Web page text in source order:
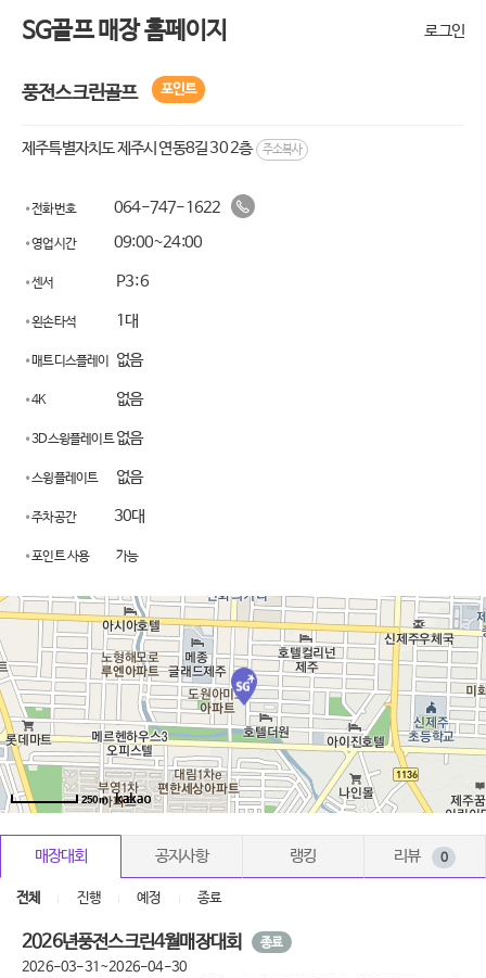
SG골프 매장 홈페이지 로그인
풍전스크린골프 포인트
제주특별자치도 제주시 연동8길 30 2층 주소복사
전화번호 064-747-1622
영업시간 09:00~24:00
센서 P3:6
왼손타석 1대
매트디스플레이 없음
4K 없음
3D스윙플레이트없음
스윙플레이트 없음
주차공간 30대
포인트 사용 가능
250m
매장대회 공지사항 랭킹 리뷰 0
전체 진행 예정 종료
2026년풍전스크린4월매장대회 종료
2026-03-31~2026-04-30